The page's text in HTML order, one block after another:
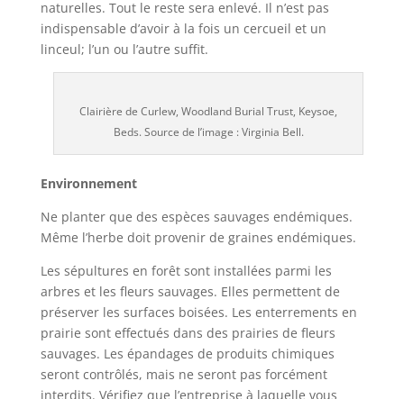
naturelles. Tout le reste sera enlevé. Il n’est pas
indispensable d’avoir à la fois un cercueil et un
linceul; l’un ou l’autre suffit.
Clairière de Curlew, Woodland Burial Trust, Keysoe,
Beds. Source de l’image : Virginia Bell.
Environnement
Ne planter que des espèces sauvages endémiques.
Même l’herbe doit provenir de graines endémiques.
Les sépultures en forêt sont installées parmi les
arbres et les fleurs sauvages. Elles permettent de
préserver les surfaces boisées. Les enterrements en
prairie sont effectués dans des prairies de fleurs
sauvages. Les épandages de produits chimiques
seront contrôlés, mais ne seront pas forcément
interdits. Vérifiez que l’entreprise à laquelle vous